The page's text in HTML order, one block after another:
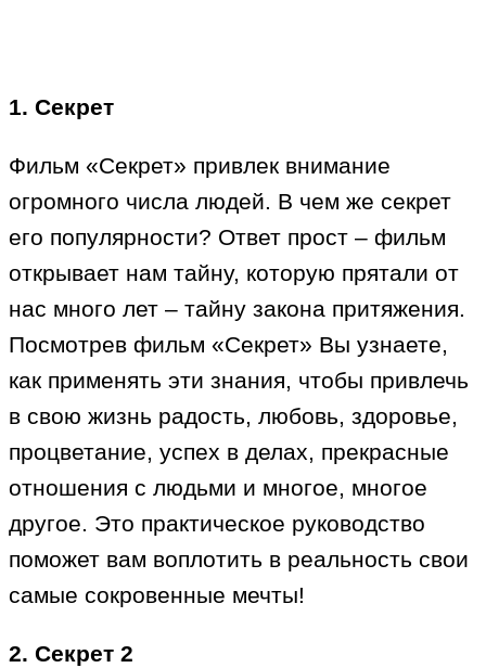
1. Секрет
Фильм «Секрет» привлек внимание
огромного числа людей. В чем же секрет
его популярности? Ответ прост – фильм
открывает нам тайну, которую прятали от
нас много лет – тайну закона притяжения.
Посмотрев фильм «Секрет» Вы узнаете,
как применять эти знания, чтобы привлечь
в свою жизнь радость, любовь, здоровье,
процветание, успех в делах, прекрасные
отношения с людьми и многое, многое
другое. Это практическое руководство
поможет вам воплотить в реальность свои
самые сокровенные мечты!
2. Секрет 2